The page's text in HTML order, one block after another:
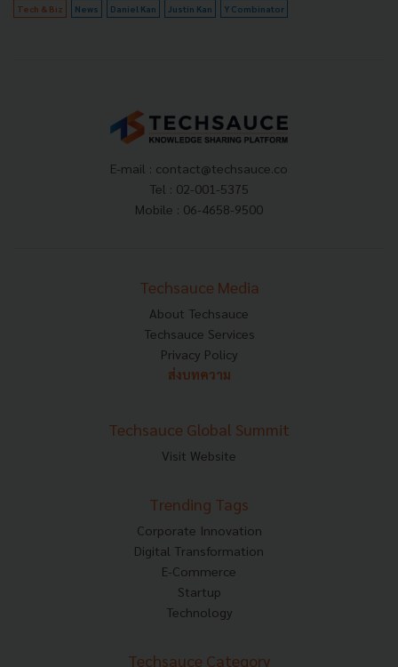
Tech & Biz News Daniel Kan Justin Kan Y Combinator
E-mail : contact@techsauce.co
Tel : 02-001-5375
Mobile : 06-4658-9500
Techsauce Media
About Techsauce
Techsauce Services
Privacy Policy
ส่งบทความ
Techsauce Global Summit
Visit Website
Trending Tags
Corporate Innovation
Digital Transformation
E-Commerce
Startup
Technology
Techsauce Category